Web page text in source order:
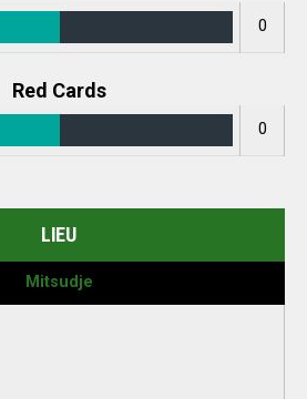
0
Red Cards
0
LIEU
Mitsudje